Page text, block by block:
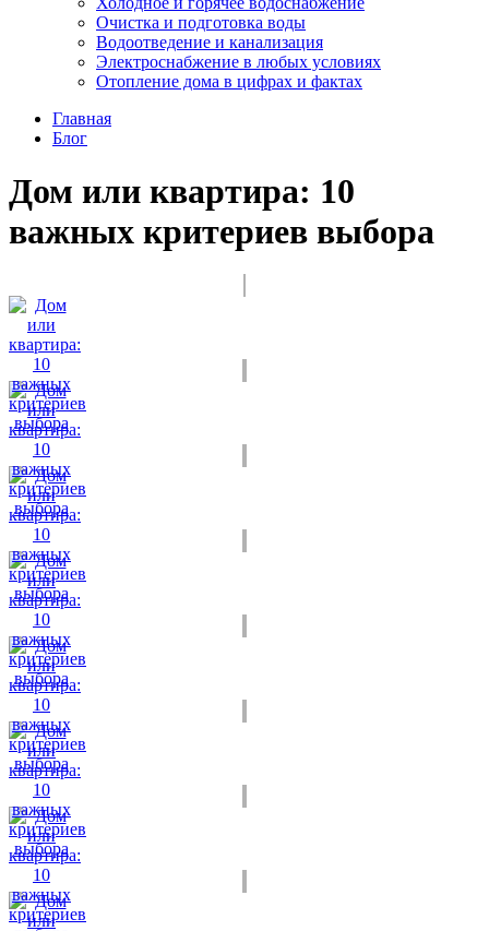
Очистка и подготовка воды
Водоотведение и канализация
Электроснабжение в любых условиях
Отопление дома в цифрах и фактах
Главная
Блог
Дом или квартира: 10
важных критериев выбора